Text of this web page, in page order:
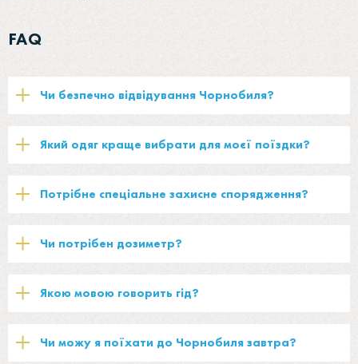
FAQ
Чи безпечно відвідування Чорнобиля?
Який одяг краще вибрати для моєї поїздки?
Потрібне спеціальне захисне спорядження?
Чи потрібен дозиметр?
Якою мовою говорить гід?
Чи можу я поїхати до Чорнобиля завтра?